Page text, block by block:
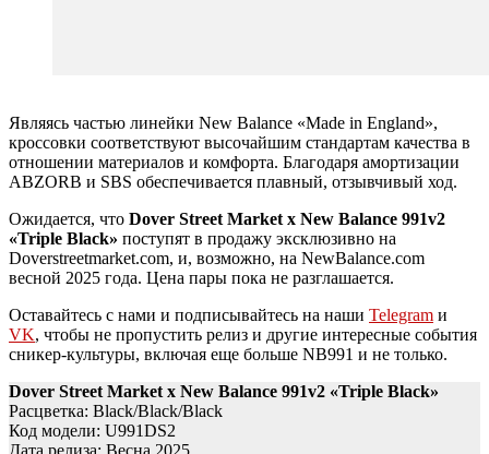
Являясь частью линейки New Balance «Made in England»,
кроссовки соответствуют высочайшим стандартам качества в
отношении материалов и комфорта. Благодаря амортизации
ABZORB и SBS обеспечивается плавный, отзывчивый ход.
Ожидается, что Dover Street Market x New Balance 991v2
«Triple Black» поступят в продажу эксклюзивно на
Doverstreetmarket.com, и, возможно, на NewBalance.com
весной 2025 года. Цена пары пока не разглашается.
Оставайтесь с нами и подписывайтесь на наши Telegram и
VK, чтобы не пропустить релиз и другие интересные события
сникер-культуры, включая еще больше NB991 и не только.
Dover Street Market x New Balance 991v2 «Triple Black»
Расцветка: Black/Black/Black
Код модели: U991DS2
Дата релиза: Весна 2025